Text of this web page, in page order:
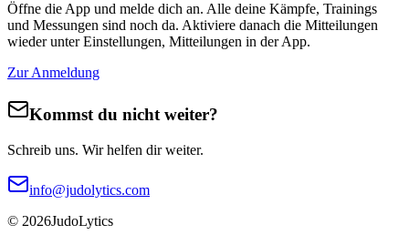
Öffne die App und melde dich an. Alle deine Kämpfe, Trainings
und Messungen sind noch da. Aktiviere danach die Mitteilungen
wieder unter Einstellungen, Mitteilungen in der App.
Zur Anmeldung
Kommst du nicht weiter?
Schreib uns. Wir helfen dir weiter.
info@judolytics.com
© 2026JudoLytics